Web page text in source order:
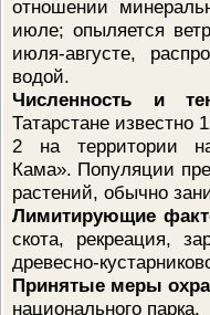
отношении
июле; опыляется
июля-августе,
водой.
Численность и
Татарстане известно
2 на территории
Кама». Популяции
растений, обычно
Лимитирующие
скота, рекреация,
древесно-
Принятые меры
национального парка.